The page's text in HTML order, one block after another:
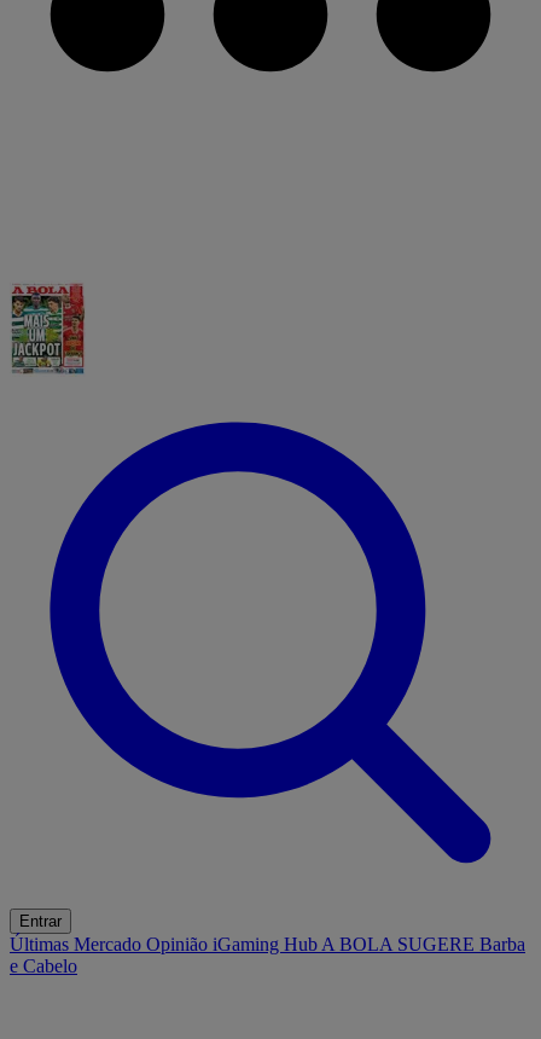
Entrar
Últimas Mercado Opinião iGaming Hub A BOLA SUGERE Barba
e Cabelo